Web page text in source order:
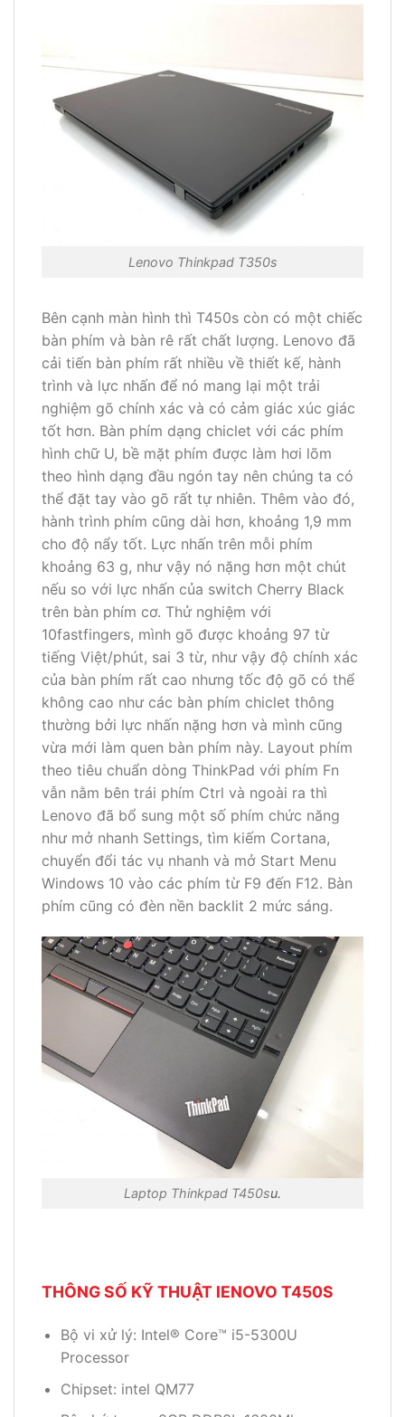
Lenovo Thinkpad T350s
Bên cạnh màn hình thì T450s còn có một chiếc
bàn phím và bàn rê rất chất lượng. Lenovo đã
cải tiến bàn phím rất nhiều về thiết kế, hành
trình và lực nhấn để nó mang lại một trải
nghiệm gõ chính xác và có cảm giác xúc giác
tốt hơn. Bàn phím dạng chiclet với các phím
hình chữ U, bề mặt phím được làm hơi lõm
theo hình dạng đầu ngón tay nên chúng ta có
thể đặt tay vào gõ rất tự nhiên. Thêm vào đó,
hành trình phím cũng dài hơn, khoảng 1,9 mm
cho độ nẩy tốt. Lực nhấn trên mỗi phím
khoảng 63 g, như vậy nó nặng hơn một chút
nếu so với lực nhấn của switch Cherry Black
trên bàn phím cơ. Thử nghiệm với
10fastfingers, mình gõ được khoảng 97 từ
tiếng Việt/phút, sai 3 từ, như vậy độ chính xác
của bàn phím rất cao nhưng tốc độ gõ có thể
không cao như các bàn phím chiclet thông
thường bởi lực nhấn nặng hơn và mình cũng
vừa mới làm quen bàn phím này. Layout phím
theo tiêu chuẩn dòng ThinkPad với phím Fn
vẫn nằm bên trái phím Ctrl và ngoài ra thì
Lenovo đã bổ sung một số phím chức năng
như mở nhanh Settings, tìm kiếm Cortana,
chuyển đổi tác vụ nhanh và mở Start Menu
Windows 10 vào các phím từ F9 đến F12. Bàn
phím cũng có đèn nền backlit 2 mức sáng.
Laptop Thinkpad T450su.
THÔNG SỐ KỸ THUẬT lENOVO T450S
Bộ vi xử lý: Intel® Core™ i5-5300U
Processor
Chipset: intel QM77